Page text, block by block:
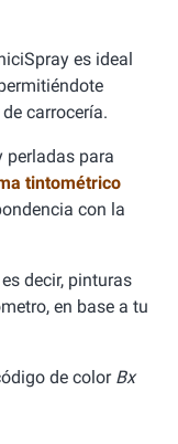
es ideal
carrocería.
perladas para
tintométrico
con la
es decir, pinturas
en base a tu
de color Bx